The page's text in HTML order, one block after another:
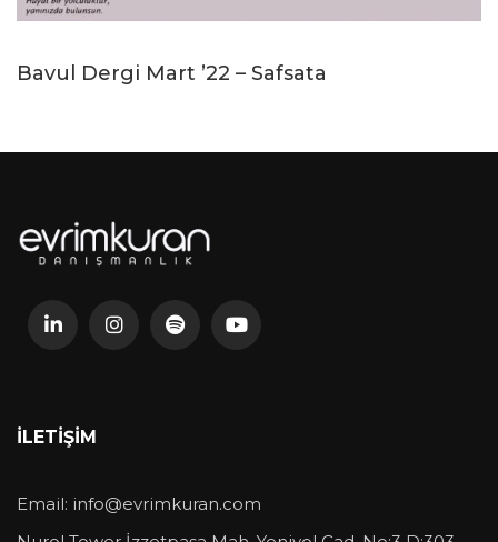
Bavul Dergi Mart ’22 – Safsata
İLETIŞIM
Email: info@evrimkuran.com